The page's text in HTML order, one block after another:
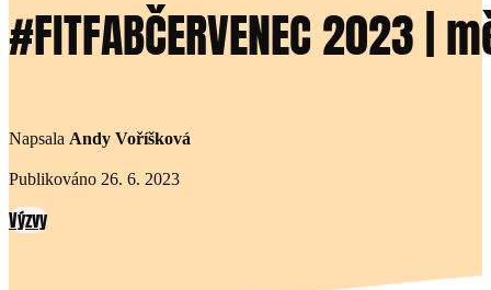
#FITFABČERVENEC 2023
Napsala Andy Voříšková
Publikováno 26. 6. 2023
Výzvy